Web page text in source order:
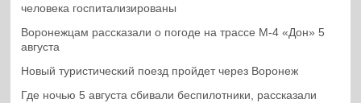
человека госпитализированы
Воронежцам рассказали о погоде на трассе М-4 «Дон» 5
августа
Новый туристический поезд пройдет через Воронеж
Где ночью 5 августа сбивали беспилотники, рассказали